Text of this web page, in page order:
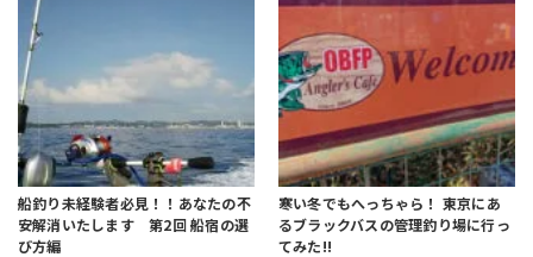
船釣り未経験者必見！！あなたの不
安解消いたします 第2回 船宿の選
び方編
寒い冬でもへっちゃら！ 東京にあ
るブラックバスの管理釣り場に行っ
てみた!!